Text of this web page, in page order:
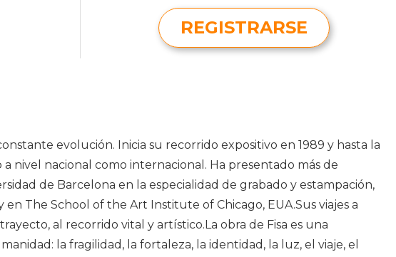
REGISTRARSE
evolución. Inicia su recorrido expositivo en 1989 y hasta la
nivel nacional como internacional. Ha presentado más de
de Barcelona en la especialidad de grabado y estampación,
The School of the Art Institute of Chicago, EUA.Sus viajes a
al recorrido vital y artístico.La obra de Fisa es una
la fragilidad, la fortaleza, la identidad, la luz, el viaje, el